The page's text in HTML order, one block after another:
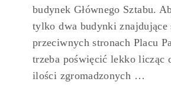
budynek Głównego Sztabu.
tylko dwa budynki znajdujące
przeciwnych stronach Placu
trzeba poświęcić lekko licząc
ilości zgromadzonych …